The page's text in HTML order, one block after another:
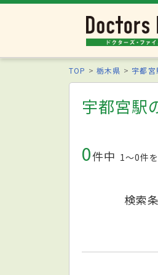
TOP 栃木県 宇都宮
宇都宮駅
0件中 1〜0件
検索